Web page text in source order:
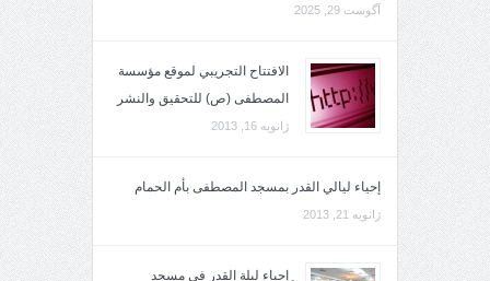
آگوست 29, 2025
الافتتاح التجريبي لموقع مؤسسة
المصطفى (ص) للتحقيق والنشر
ژانویه 16, 2013
إحياء ليالي القدر بمسجد المصطفى بأم الحمام
ژانویه 21, 2013
ِإحياء ليلة القدر في مسجد